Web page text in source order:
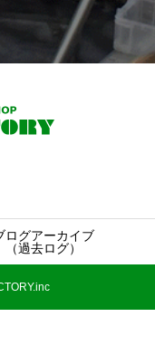
ログアーカイブ
（過去ログ）